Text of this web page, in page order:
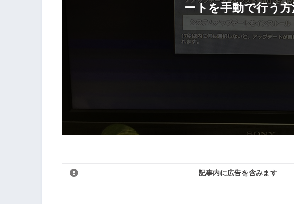
ートを手動で行う
記事内に広告を含みます